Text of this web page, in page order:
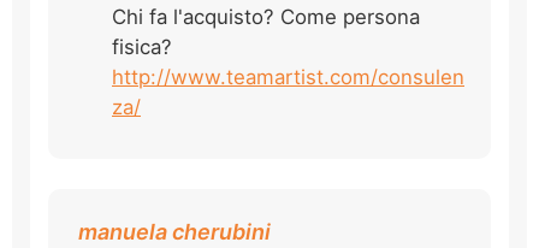
Chi fa l'acquisto? Come persona
fisica?
http://www.teamartist.com/consulen
za/
manuela cherubini